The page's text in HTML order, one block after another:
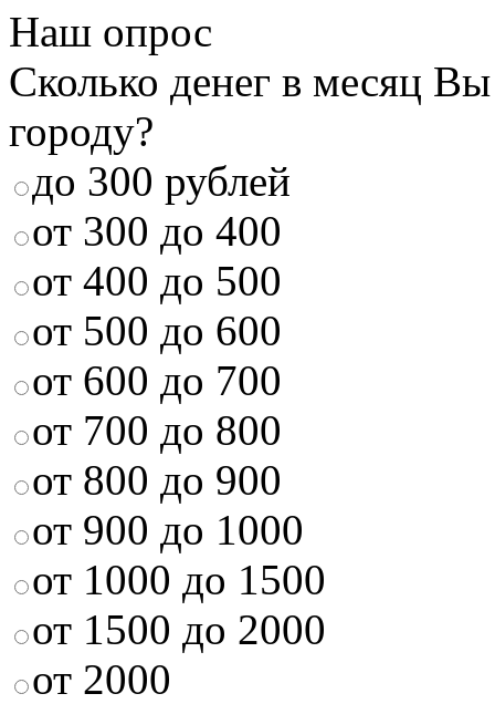
Наш опрос
Сколько денег в месяц
городу?
до 300 рублей
от 300 до 400
от 400 до 500
от 500 до 600
от 600 до 700
от 700 до 800
от 800 до 900
от 900 до 1000
от 1000 до 1500
от 1500 до 2000
от 2000